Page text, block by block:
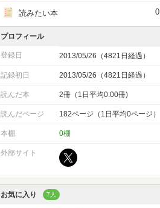
読みたい本 0
プロフィール
登録日 2013/05/26（4821日経過）
記録初日 2013/05/26（4821日経過）
読んだ本 2冊（1日平均0.00冊)
読んだページ 182ページ（1日平均0ページ）
本棚 0棚
外部サイト
お気に入り 7人